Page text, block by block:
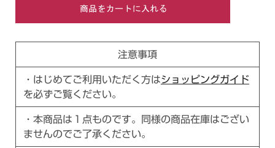
注意事項
・はじめてご利用いただく方はショッピングガイド
を必ずご覧ください。
・本商品は１点ものです。同様の商品在庫はござい
ませんのでご了承ください。